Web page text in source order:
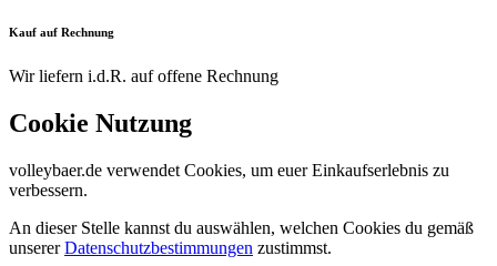
Kauf auf Rechnung
Wir liefern i.d.R. auf offene Rechnung
Cookie Nutzung
volleybaer.de verwendet Cookies, um euer Einkaufserlebnis zu
verbessern.
An dieser Stelle kannst du auswählen, welchen Cookies du gemäß
unsererDatenschutzbestimmungen zustimmst.